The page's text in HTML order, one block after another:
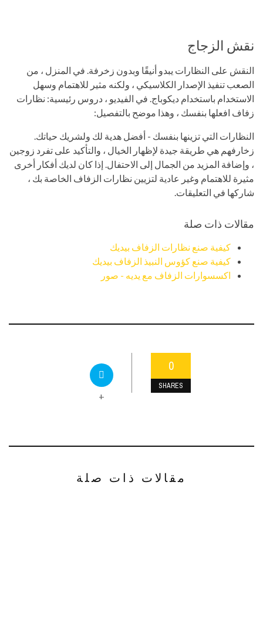
نقش الزجاج
النقش على النظارات يبدو أنيقًا وبدون زخرفة. في المنزل ، من
الصعب تنفيذ الإصدار الكلاسيكي ، ولكنه مثير للاهتمام وسهل
الاستخدام باستخدام ديكوباج. في الفيديو ، دروس رئيسية: نظارات
زفاف افعلها بنفسك ، وهذا موضح بالتفصيل:
النظارات التي تزينها بنفسك - أفضل هدية لك ولشريك حياتك.
زخارفهم هي طريقة جيدة لإظهار الخيال ، والتأكيد على تفرد زوجين
، وإضافة المزيد من الجمال إلى الاحتفال. إذا كان لديك أفكار أخرى
مثيرة للاهتمام وغير عادية لتزيين نظارات الزفاف الخاصة بك ،
شاركها في التعليقات.
مقالات ذات صلة
كيفية صنع نظارات الزفاف بيديك
كيفية صنع كؤوس النبيذ الزفاف بيديك
اكسسوارات الزفاف مع يديه - صور
0
SHARES
+
مقالات ذات صلة